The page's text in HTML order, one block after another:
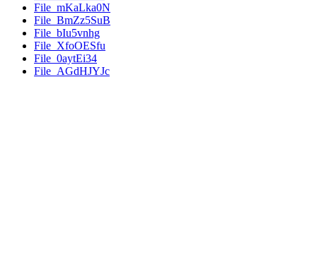
File_mKaLka0N
File_BmZz5SuB
File_bIu5vnhg
File_XfoOESfu
File_0aytEi34
File_AGdHJYJc